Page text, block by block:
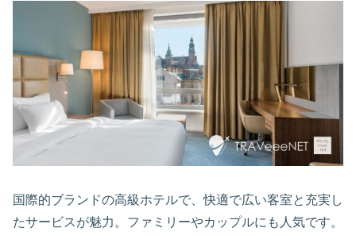
国際的ブランドの高級ホテルで、快適で広い客室と充実し
たサービスが魅力。ファミリーやカップルにも人気です。